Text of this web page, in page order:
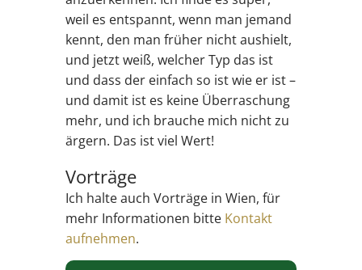
weil es entspannt, wenn man jemand
kennt, den man früher nicht aushielt,
und jetzt weiß, welcher Typ das ist
und dass der einfach so ist wie er ist –
und damit ist es keine Überraschung
mehr, und ich brauche mich nicht zu
ärgern. Das ist viel Wert!
Vorträge
Ich halte auch Vorträge in Wien, für
mehr Informationen bitte Kontakt
aufnehmen.